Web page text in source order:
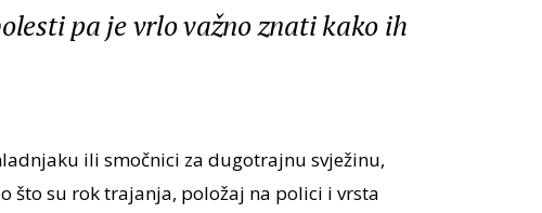
pa je vrlo važno znati kako ih
ili smočnici za dugotrajnu svježinu,
što su rok trajanja, položaj na polici i vrsta